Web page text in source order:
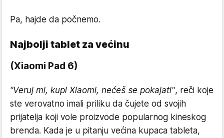
Pa, hajde da počnemo.
Najbolji tablet za većinu
(Xiaomi Pad 6)
“Veruj mi, kupi Xiaomi, nećeš se pokajati", reči koje
ste verovatno imali priliku da čujete od svojih
prijatelja koji vole proizvode popularnog kineskog
brenda. Kada je u pitanju većina kupaca tableta,